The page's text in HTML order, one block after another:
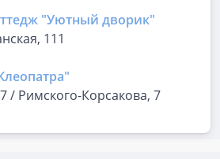
"Уютный дворик"
111
/ Римского-Корсакова, 7